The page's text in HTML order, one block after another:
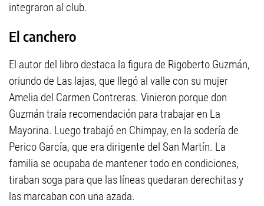
integraron al club.
El canchero
El autor del libro destaca la figura de Rigoberto Guzmán,
oriundo de Las lajas, que llegó al valle con su mujer
Amelia del Carmen Contreras. Vinieron porque don
Guzmán traía recomendación para trabajar en La
Mayorina. Luego trabajó en Chimpay, en la sodería de
Perico García, que era dirigente del San Martín. La
familia se ocupaba de mantener todo en condiciones,
tiraban soga para que las líneas quedaran derechitas y
las marcaban con una azada.